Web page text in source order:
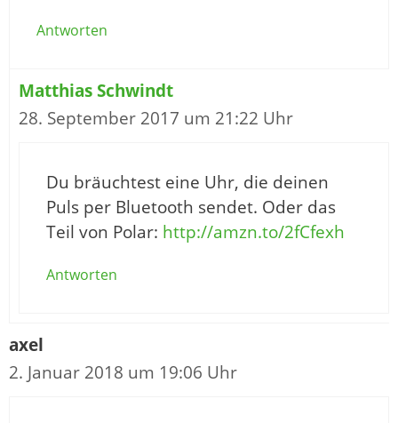
Antworten
Matthias Schwindt
28. September 2017 um 21:22 Uhr
Du bräuchtest eine Uhr, die deinen
Puls per Bluetooth sendet. Oder das
Teil von Polar: http://amzn.to/2fCfexh
Antworten
axel
2. Januar 2018 um 19:06 Uhr